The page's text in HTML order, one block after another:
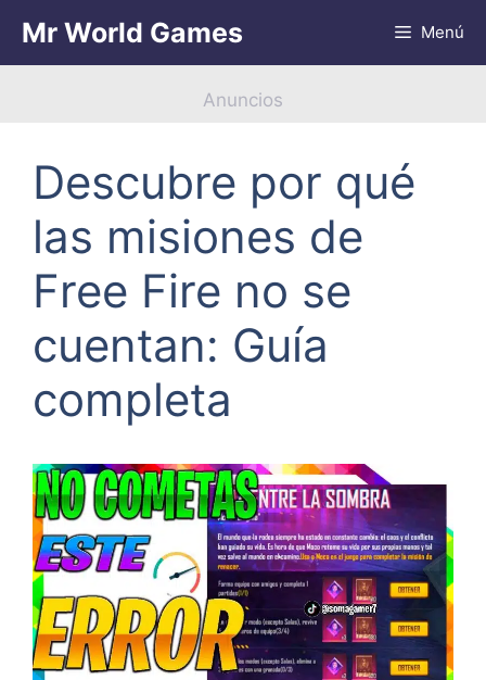
contenido
Mr World Games Menú
Anuncios
Descubre por qué
las misiones de
Free Fire no se
cuentan: Guía
completa